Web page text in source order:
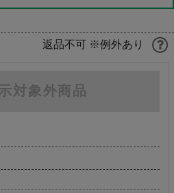
返品不可 ※例外あり
対象外商品